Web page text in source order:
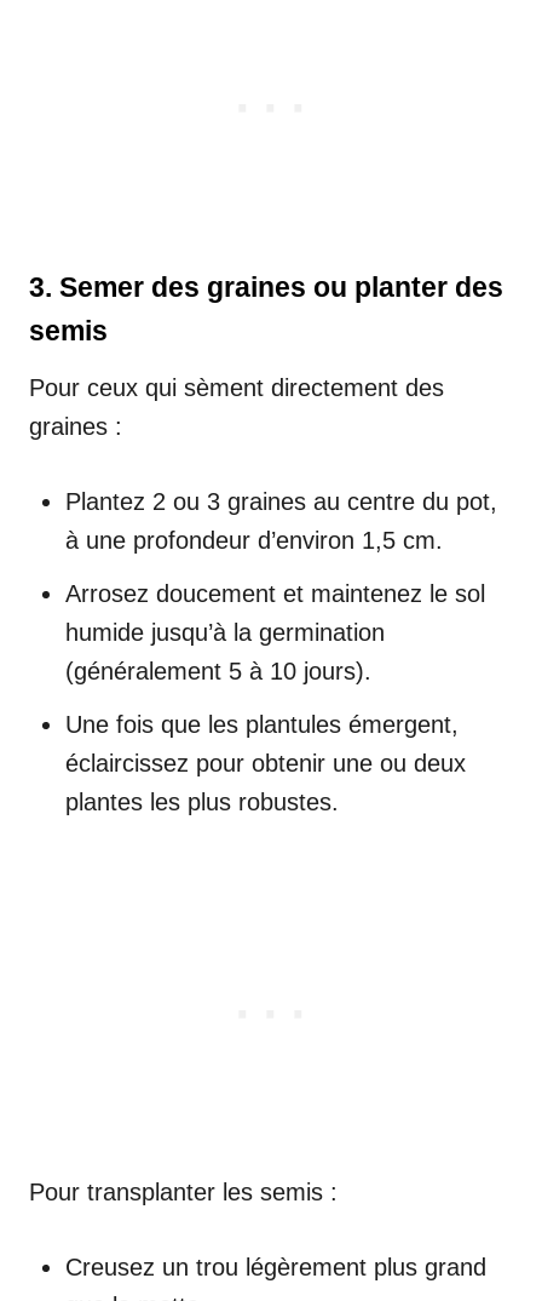
3. Semer des graines ou planter des
semis
Pour ceux qui sèment directement des
graines :
Plantez 2 ou 3 graines au centre du pot,
à une profondeur d’environ 1,5 cm.
Arrosez doucement et maintenez le sol
humide jusqu’à la germination
(généralement 5 à 10 jours).
Une fois que les plantules émergent,
éclaircissez pour obtenir une ou deux
plantes les plus robustes.
Pour transplanter les semis :
Creusez un trou légèrement plus grand